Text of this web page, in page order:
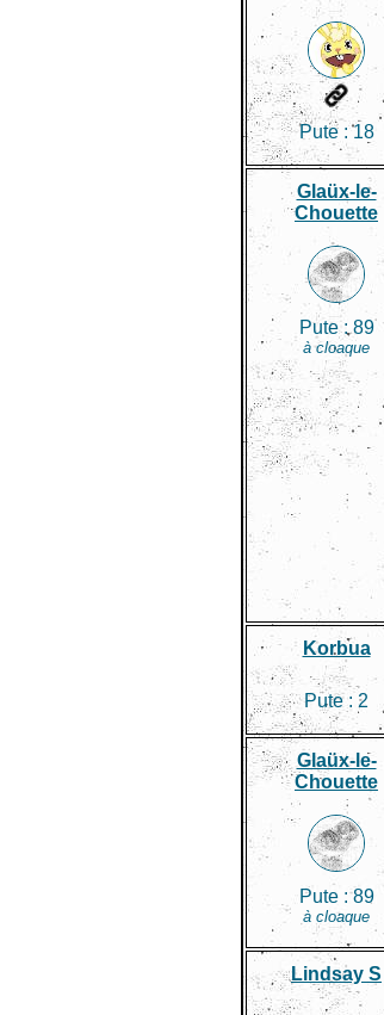
Pute :18
Glaüx-le-
Chouette
Pute :89
à cloaque
Korbua
Pute : 2
Glaüx-le-
Chouette
Pute :89
à cloaque
Lindsay S